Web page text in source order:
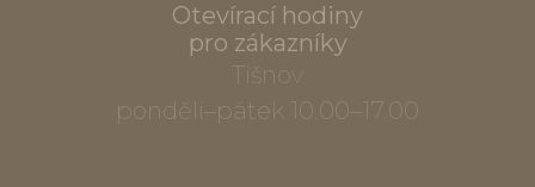
Otevírací hodiny
pro zákazníky
Tišnov
pondělí–pátek 10.00–17.00